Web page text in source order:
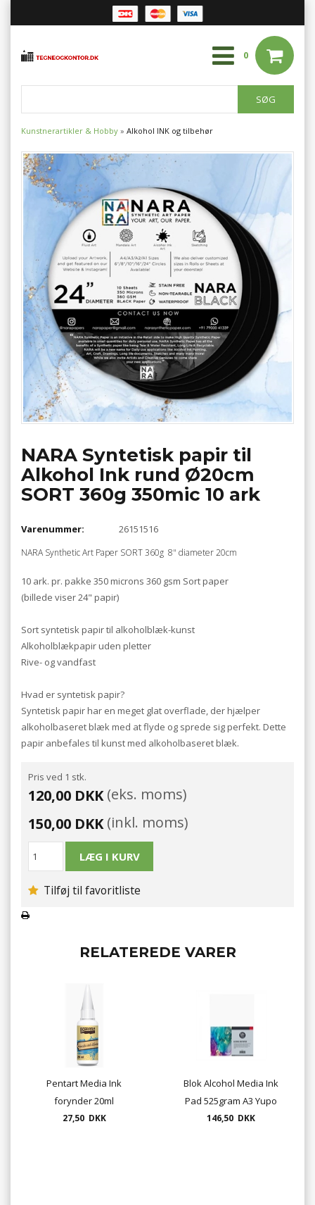
0
Kunstnerartikler & Hobby » Alkohol INK og tilbehør
NARA Syntetisk papir til
Alkohol Ink rund Ø20cm
SORT 360g 350mic 10 ark
Varenummer: 26151516
NARA Synthetic Art Paper SORT 360g 8" diameter 20cm
10 ark. pr. pakke 350 microns 360 gsm Sort paper
(billede viser 24" papir)
Sort syntetisk papir til alkoholblæk-kunst
Alkoholblækpapir uden pletter
Rive- og vandfast
Hvad er syntetisk papir?
Syntetisk papir har en meget glat overflade, der hjælper
alkoholbaseret blæk med at flyde og sprede sig perfekt. Dette
papir anbefales til kunst med alkoholbaseret blæk.
Pris ved 1 stk.
120,00 DKK(eks. moms)
150,00 DKK(inkl. moms)
Tilføj til favoritliste
RELATEREDE VARER
Pentart Media Ink
forynder 20ml
27,50 DKK
Blok Alcohol Media Ink
Pad 525gram A3 Yupo
146,50 DKK